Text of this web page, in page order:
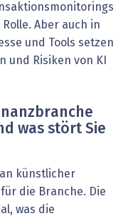
Aber auch in
und Tools setzen
und Risiken von KI
was stört Sie
künstlicher
die Branche. Die
was die